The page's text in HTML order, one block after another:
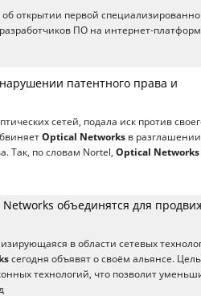
открытии первой
ПО на интернет-
патентного права и
сетей, подала иск против
Optical Networks в разглашении
Так, по словам Nortel, Optical Networks
объединятся для
в области сетевых
сегодня объявят о своём альянсе.
технологий, что позволит